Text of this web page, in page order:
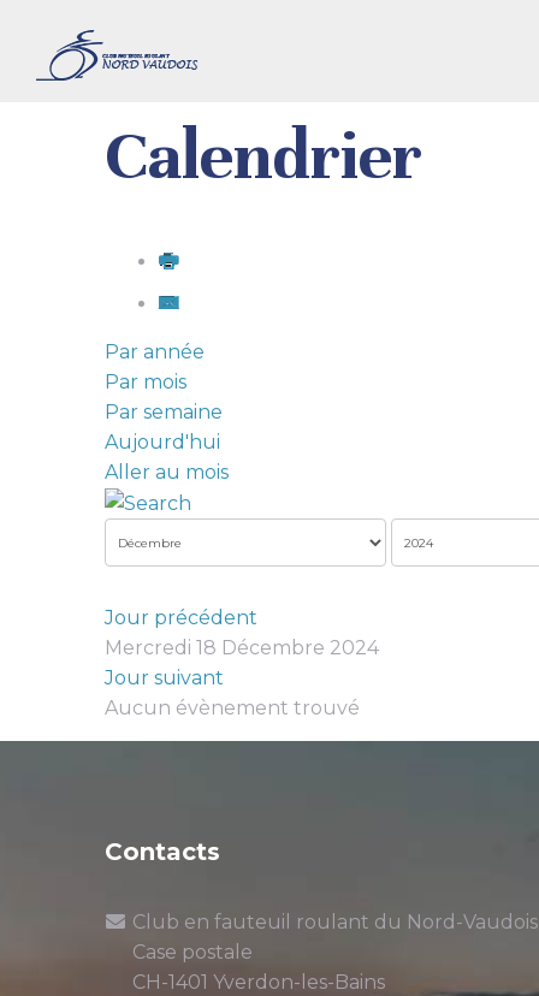
Calendrier
Par année
Par mois
Par semaine
Aujourd'hui
Aller au mois
Jour précédent
Mercredi 18 Décembre 2024
Jour suivant
Aucun évènement trouvé
Contacts
Club en fauteuil roulant du Nord-Vaudois
Case postale
CH-1401 Yverdon-les-Bains